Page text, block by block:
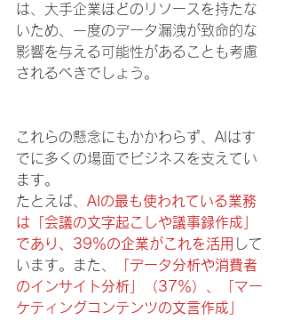
は、大手企業ほどのリソースを持たな
いため、一度のデータ漏洩が致命的な
影響を与える可能性があることも考慮
されるべきでしょう。
これらの懸念にもかかわらず、AIはす
でに多くの場面でビジネスを支えてい
ます。
たとえば、 AIの最も使われている業務
は「会議の文字起こしや議事録作成」
であり、39％の企業がこれを活用 して
います。また、
「データ分析や消費者
のインサイト分析」（37％）、「マー
ケティングコンテンツの文言作成」